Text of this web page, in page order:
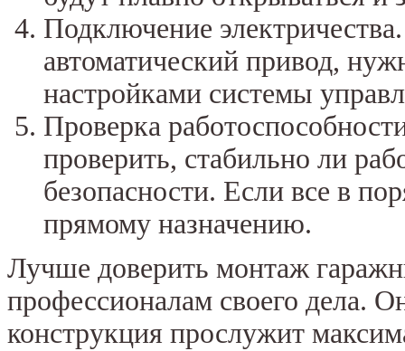
Подключение
автоматический привод,
настройками системы
Проверка
проверить, стабильно ли
безопасности. Если все в
прямому назначению.
Лучше доверить монтаж
профессионалам своего дела.
конструкция прослужит